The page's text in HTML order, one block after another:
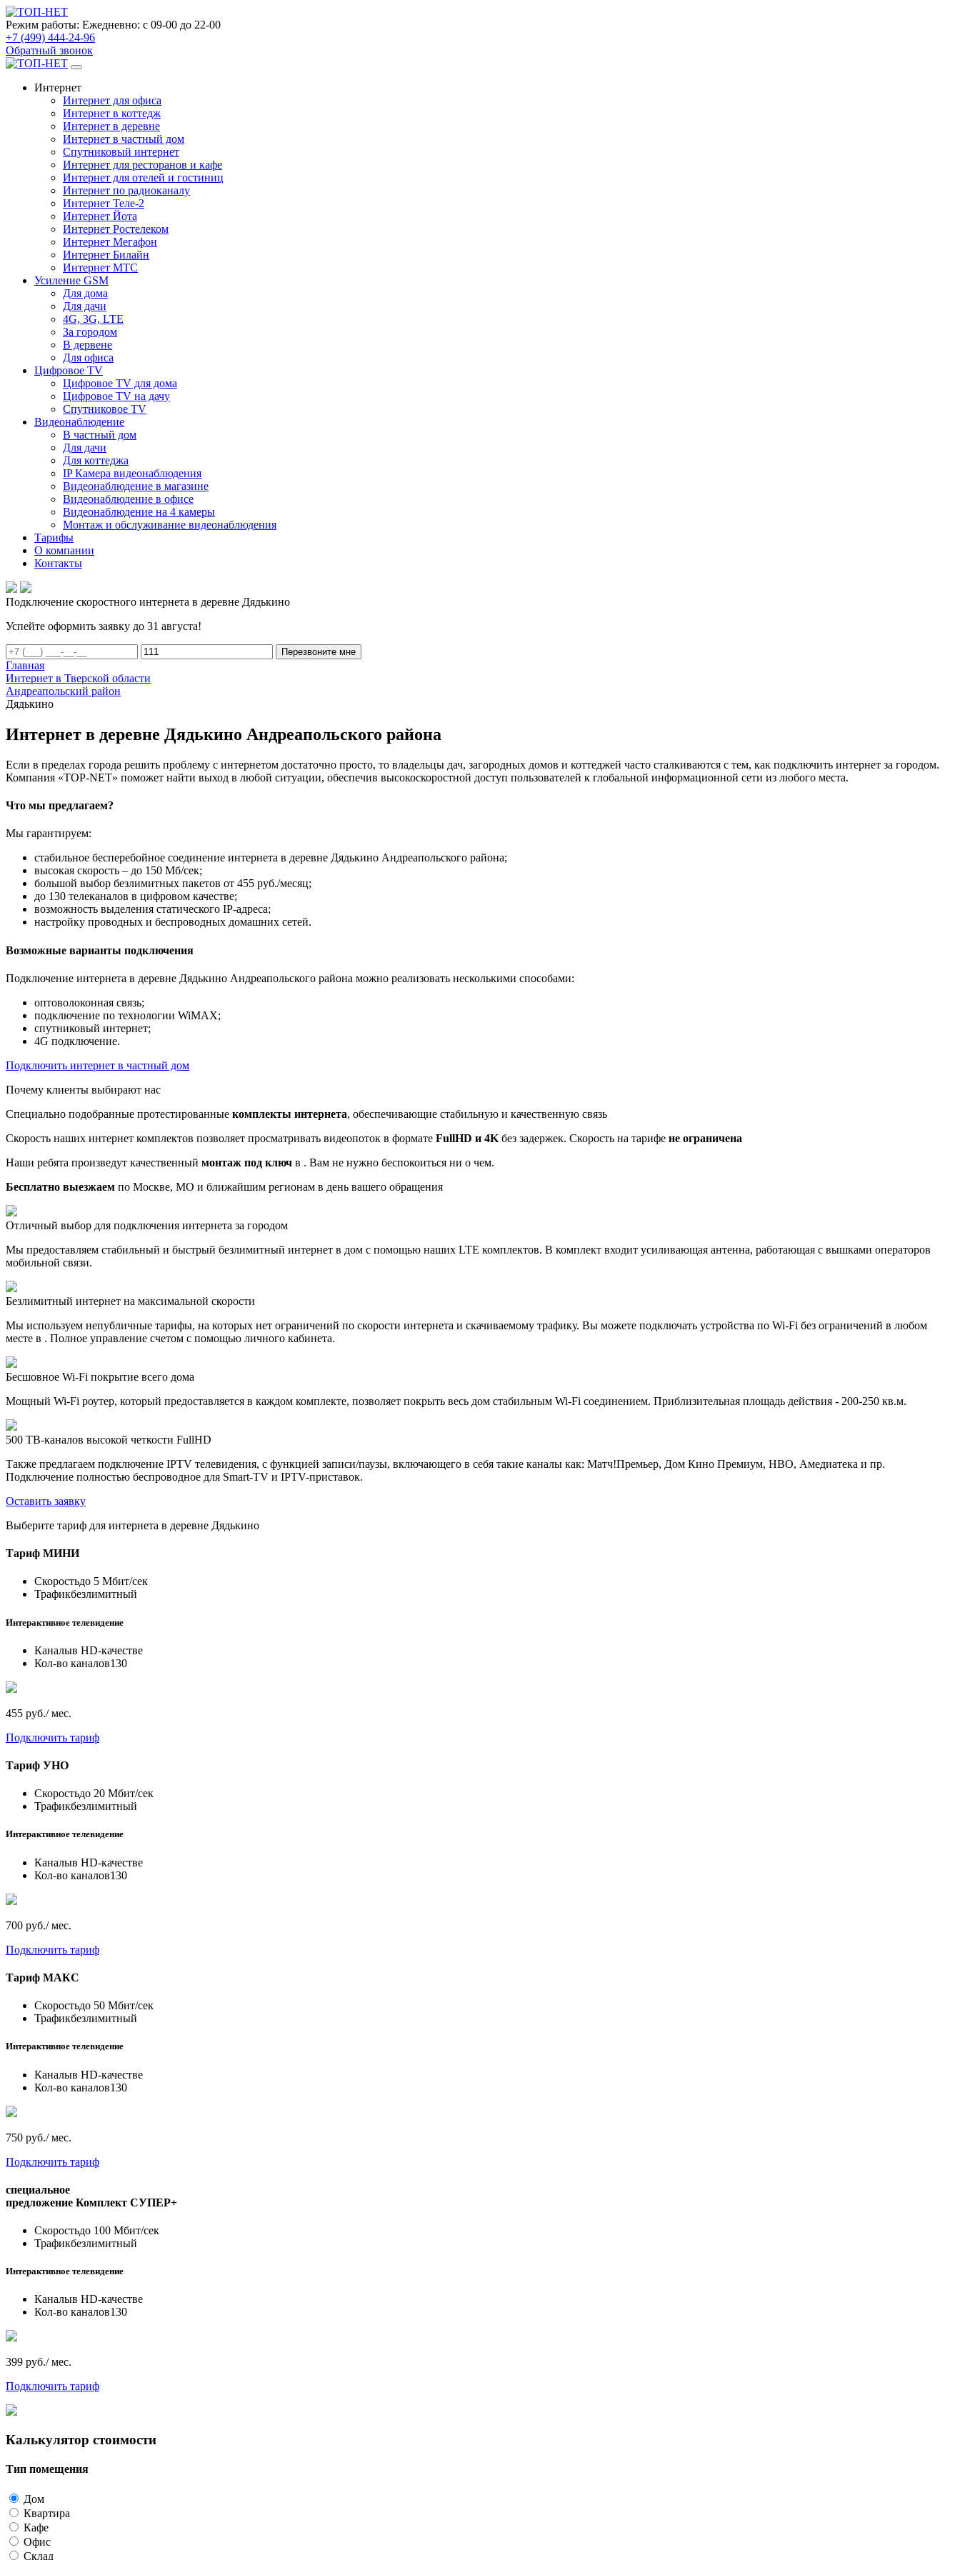
Режим работы: Ежедневно: с 09-00 до 22-00
+7 (499) 444-24-96
Обратный звонок
Интернет
Интернет для офиса
Интернет в коттедж
Интернет в деревне
Интернет в частный дом
Спутниковый интернет
Интернет для ресторанов и кафе
Интернет для отелей и гостиниц
Интернет по радиоканалу
Интернет Теле-2
Интернет Йота
Интернет Ростелеком
Интернет Мегафон
Интернет Билайн
Интернет МТС
Усиление GSM
Для дома
Для дачи
4G, 3G, LTE
За городом
В дервене
Для офиса
Цифровое TV
Цифровое TV для дома
Цифровое TV на дачу
Спутниковое TV
Видеонаблюдение
В частный дом
Для дачи
Для коттеджа
IP Камера видеонаблюдения
Видеонаблюдение в магазине
Видеонаблюдение в офисе
Видеонаблюдение на 4 камеры
Монтаж и обслуживание видеонаблюдения
Тарифы
О компании
Контакты
Подключение скоростного интернета в деревне Дядькино
Успейте оформить заявку до 31 августа!
Перезвоните мне
Главная
Интернет в Тверской области
Андреапольский район
Дядькино
Интернет в деревне Дядькино Андреапольского района
Если в пределах города решить проблему с интернетом достаточно просто, то владельцы дач, загородных домов и коттеджей часто сталкиваются с тем, как подключить интернет за городом.
Компания «TOP-NET» поможет найти выход в любой ситуации, обеспечив высокоскоростной доступ пользователей к глобальной информационной сети из любого места.
Что мы предлагаем?
Мы гарантируем:
стабильное бесперебойное соединение интернета в деревне Дядькино Андреапольского района;
высокая скорость – до 150 Мб/сек;
большой выбор безлимитных пакетов от 455 руб./месяц;
до 130 телеканалов в цифровом качестве;
возможность выделения статического IP-адреса;
настройку проводных и беспроводных домашних сетей.
Возможные варианты подключения
Подключение интернета в деревне Дядькино Андреапольского района можно реализовать несколькими способами:
оптоволоконная связь;
подключение по технологии WiMAX;
спутниковый интернет;
4G подключение.
Подключить интернет в частный дом
Почему клиенты выбирают нас
Специально подобранные протестированные комплекты интернета, обеспечивающие стабильную и качественную связь
Скорость наших интернет комплектов позволяет просматривать видеопоток в формате FullHD и 4K без задержек. Скорость на тарифе не ограничена
Наши ребята произведут качественный монтаж под ключ в . Вам не нужно беспокоиться ни о чем.
Бесплатно выезжаем по Москве, МО и ближайшим регионам в день вашего обращения
Отличный выбор для подключения интернета за городом
Мы предоставляем стабильный и быстрый безлимитный интернет в дом с помощью наших LTE комплектов. В комплект входит усиливающая антенна, работающая с вышками операторов
мобильной связи.
Безлимитный интернет на максимальной скорости
Мы используем непубличные тарифы, на которых нет ограничений по скорости интернета и скачиваемому трафику. Вы можете подключать устройства по Wi-Fi без ограничений в любом
месте в . Полное управление счетом с помощью личного кабинета.
Бесшовное Wi-Fi покрытие всего дома
Мощный Wi-Fi роутер, который предоставляется в каждом комплекте, позволяет покрыть весь дом стабильным Wi-Fi соединением. Приблизительная площадь действия - 200-250 кв.м.
500 ТВ-каналов высокой четкости FullHD
Также предлагаем подключение IPTV телевидения, с функцией записи/паузы, включающего в себя такие каналы как: Матч!Премьер, Дом Кино Премиум, HBO, Амедиатека и пр.
Подключение полностью беспроводное для Smart-TV и IPTV-приставок.
Оставить заявку
Выберите тариф для интернета в деревне Дядькино
Тариф МИНИ
Скоростьдо 5 Мбит/сек
Трафикбезлимитный
Интерактивное телевидение
Каналыв HD-качестве
Кол-во каналов130
455 руб./ мес.
Подключить тариф
Тариф УНО
Скоростьдо 20 Мбит/сек
Трафикбезлимитный
Интерактивное телевидение
Каналыв HD-качестве
Кол-во каналов130
700 руб./ мес.
Подключить тариф
Тариф МАКС
Скоростьдо 50 Мбит/сек
Трафикбезлимитный
Интерактивное телевидение
Каналыв HD-качестве
Кол-во каналов130
750 руб./ мес.
Подключить тариф
специальное
предложение Комплект СУПЕР+
Скоростьдо 100 Мбит/сек
Трафикбезлимитный
Интерактивное телевидение
Каналыв HD-качестве
Кол-во каналов130
399 руб./ мес.
Подключить тариф
Калькулятор стоимости
Тип помещения
Дом
Квартира
Кафе
Офис
Склад